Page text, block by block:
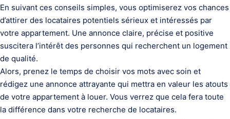
En suivant ces conseils simples, vous optimiserez vos chances
d’attirer des locataires potentiels sérieux et intéressés par
votre appartement. Une annonce claire, précise et positive
suscitera l’intérêt des personnes qui recherchent un logement
de qualité.
Alors, prenez le temps de choisir vos mots avec soin et
rédigez une annonce attrayante qui mettra en valeur les atouts
de votre appartement à louer. Vous verrez que cela fera toute
la différence dans votre recherche de locataires.